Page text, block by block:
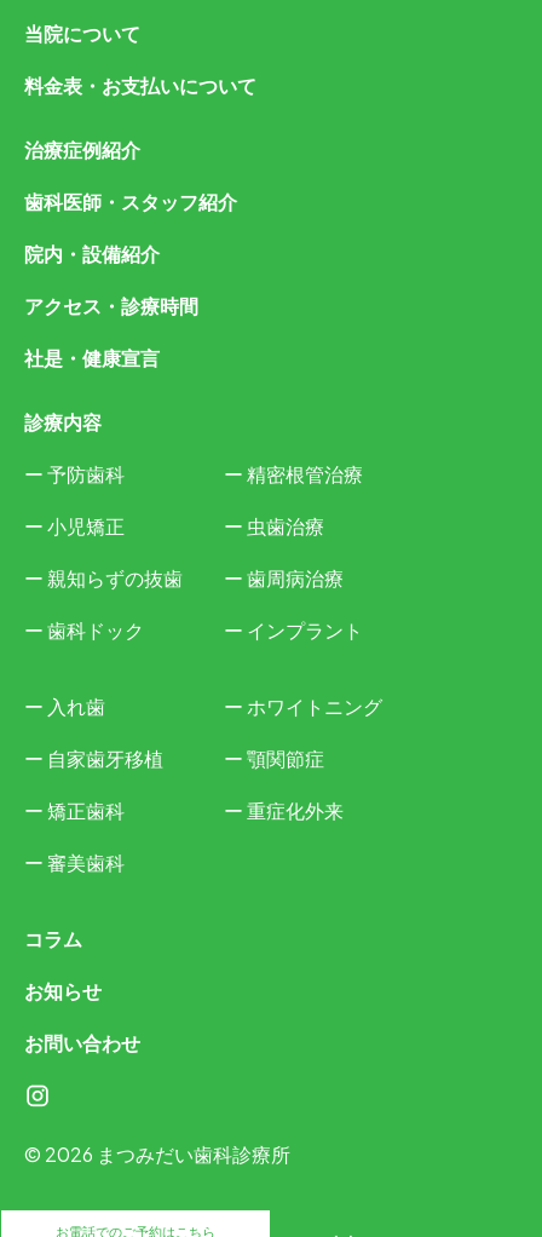
当院について
料金表・お支払いについて
治療症例紹介
歯科医師・スタッフ紹介
院内・設備紹介
アクセス・診療時間
社是・健康宣言
診療内容
予防歯科
小児矯正
親知らずの抜歯
歯科ドック
精密根管治療
虫歯治療
歯周病治療
インプラント
入れ歯
自家歯牙移植
矯正歯科
審美歯科
ホワイトニング
顎関節症
重症化外来
コラム
お知らせ
お問い合わせ
© 2026 まつみだい歯科診療所
お電話でのご予約はこちら